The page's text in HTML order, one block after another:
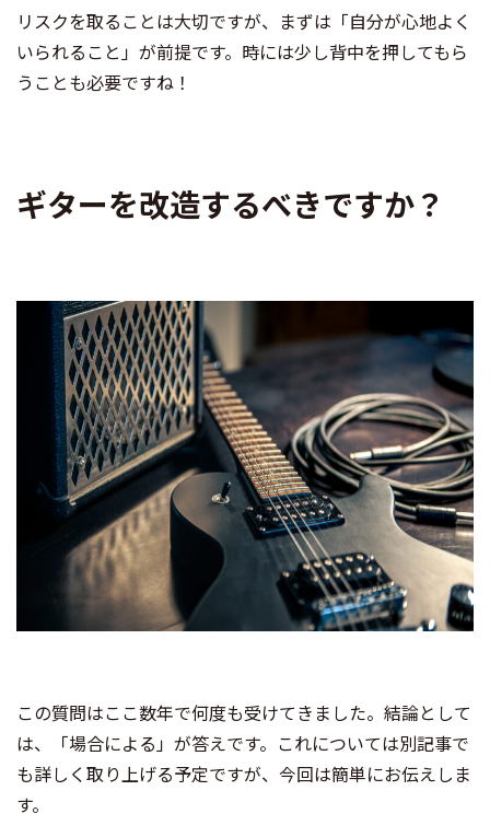
リスクを取ることは大切ですが、まずは「自分が心地よく
いられること」が前提です。時には少し背中を押してもら
うことも必要ですね！
ギターを改造するべきですか？
この質問はここ数年で何度も受けてきました。結論として
は、「場合による」が答えです。これについては別記事で
も詳しく取り上げる予定ですが、今回は簡単にお伝えしま
す。